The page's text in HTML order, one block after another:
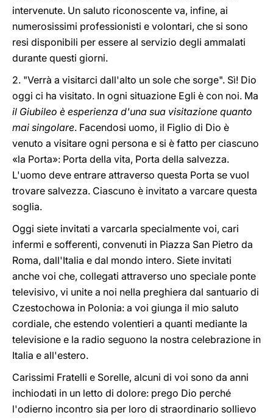
intervenute. Un saluto riconoscente va, infine, ai
numerosissimi professionisti e volontari, che si sono
resi disponibili per essere al servizio degli ammalati
durante questi giorni.
2. "Verrà a visitarci dall'alto un sole che sorge". Sì! Dio
oggi ci ha visitato. In ogni situazione Egli è con noi. Ma
il Giubileo è esperienza d'una sua visitazione quanto
mai singolare. Facendosi uomo, il Figlio di Dio è
venuto a visitare ogni persona e si è fatto per ciascuno
«la Porta»: Porta della vita, Porta della salvezza.
L'uomo deve entrare attraverso questa Porta se vuol
trovare salvezza. Ciascuno è invitato a varcare questa
soglia.
Oggi siete invitati a varcarla specialmente voi, cari
infermi e sofferenti, convenuti in Piazza San Pietro da
Roma, dall'Italia e dal mondo intero. Siete invitati
anche voi che, collegati attraverso uno speciale ponte
televisivo, vi unite a noi nella preghiera dal santuario di
Czestochowa in Polonia: a voi giunga il mio saluto
cordiale, che estendo volentieri a quanti mediante la
televisione e la radio seguono la nostra celebrazione in
Italia e all'estero.
Carissimi Fratelli e Sorelle, alcuni di voi sono da anni
inchiodati in un letto di dolore: prego Dio perché
l'odierno incontro sia per loro di straordinario sollievo